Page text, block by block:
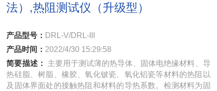
法）,热阻测试仪（升级型）
产品型号： DRL-V/DRL-III
产品时间： 2022/4/30 15:29:58
简要描述：
主要用于测试薄的热导体、固体电绝缘材料、导
热硅脂、树脂、橡胶、氧化铍瓷、氧化铝瓷等材料的热阻以
及固体界面处的接触热阻和材料的导热系数。检测材料为固